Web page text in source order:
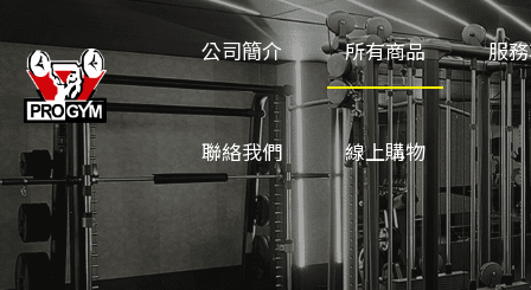
公司簡介 所有商品 服
聯絡我們 線上購物